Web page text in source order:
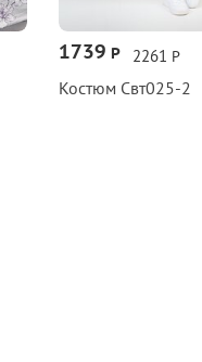
2261 Р
1739 Р
Костюм Свт025‑2